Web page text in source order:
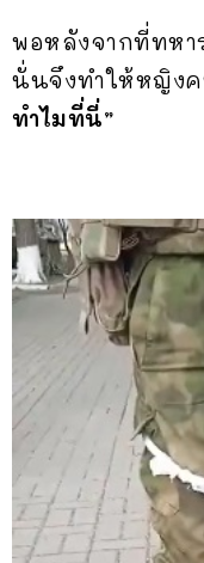
พอหลังจากที่ทหา
นั่นจึงทำให้หญิง
ทำไมที่นี่”